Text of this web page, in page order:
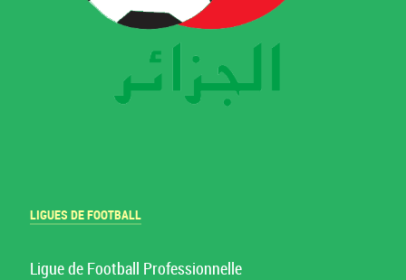
LIGUES DE FOOTBALL
Ligue de Football Professionnelle